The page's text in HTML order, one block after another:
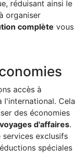
réduisant ainsi le
organiser
complète vous
accès à
l'international. Cela
des économies
voyages d'affaires.
exclusifs
spéciales